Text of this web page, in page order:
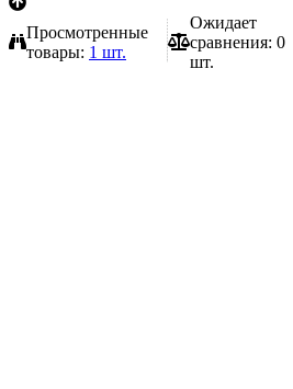
Просмотренные
товары: 1 шт.
Ожидает
сравнения: 0
шт.